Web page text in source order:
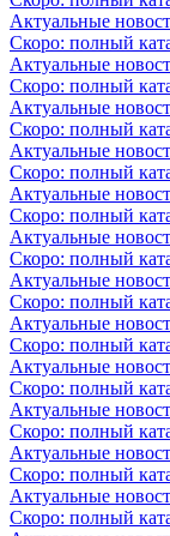
Актуальные
Скоро: полный
Актуальные
Скоро: полный
Актуальные
Скоро: полный
Актуальные
Скоро: полный
Актуальные
Скоро: полный
Актуальные
Скоро: полный
Актуальные
Скоро: полный
Актуальные
Скоро: полный
Актуальные
Скоро: полный
Актуальные
Скоро: полный
Актуальные
Скоро: полный
Актуальные
Скоро: полный